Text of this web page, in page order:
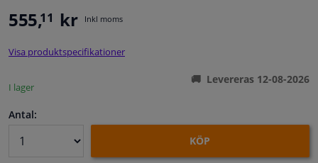
555,11 kr Inkl moms
Visa produktspecifikationer
I lager
Levereras 12-08-2026
Antal:
KÖP